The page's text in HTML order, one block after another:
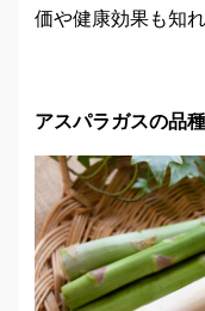
価や健康効果も知
アスパラガスの品